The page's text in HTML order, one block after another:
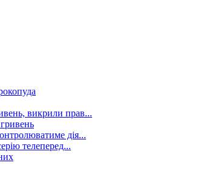
викрили прав...
дія...
телеперед...